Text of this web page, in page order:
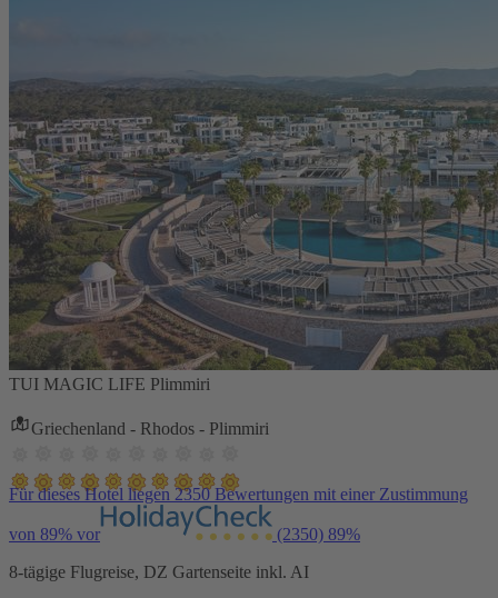
TUI MAGIC LIFE Plimmiri
Griechenland - Rhodos - Plimmiri
Für dieses Hotel liegen 2350 Bewertungen mit einer Zustimmung
von 89% vor (2350) 89%
8-tägige Flugreise, DZ Gartenseite inkl. AI